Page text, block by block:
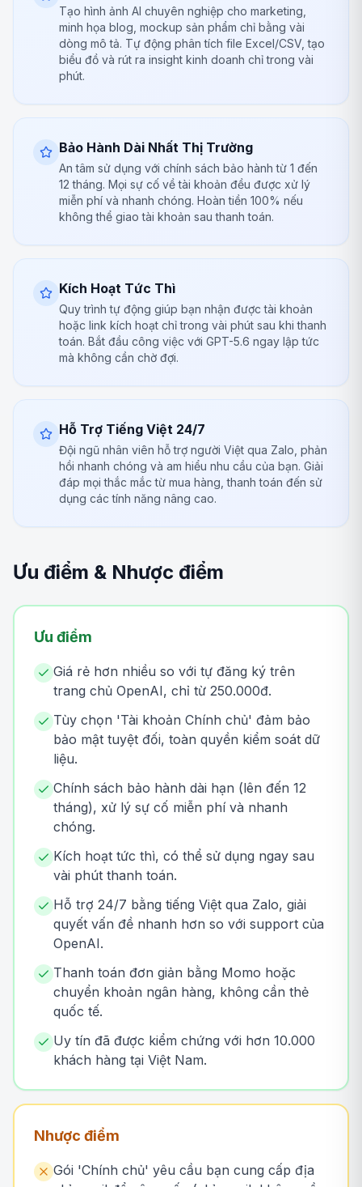
Tạo hình ảnh AI chuyên nghiệp cho marketing,
minh họa blog, mockup sản phẩm chỉ bằng vài
dòng mô tả. Tự động phân tích file Excel/CSV, tạo
biểu đồ và rút ra insight kinh doanh chỉ trong vài
phút.
Bảo Hành Dài Nhất Thị Trường
An tâm sử dụng với chính sách bảo hành từ 1 đến
12 tháng. Mọi sự cố về tài khoản đều được xử lý
miễn phí và nhanh chóng. Hoàn tiền 100% nếu
không thể giao tài khoản sau thanh toán.
Kích Hoạt Tức Thì
Quy trình tự động giúp bạn nhận được tài khoản
hoặc link kích hoạt chỉ trong vài phút sau khi thanh
toán. Bắt đầu công việc với GPT-5.6 ngay lập tức
mà không cần chờ đợi.
Hỗ Trợ Tiếng Việt 24/7
Đội ngũ nhân viên hỗ trợ người Việt qua Zalo, phản
hồi nhanh chóng và am hiểu nhu cầu của bạn. Giải
đáp mọi thắc mắc từ mua hàng, thanh toán đến sử
dụng các tính năng nâng cao.
Ưu điểm & Nhược điểm
Ưu điểm
Giá rẻ hơn nhiều so với tự đăng ký trên
trang chủ OpenAI, chỉ từ 250.000đ.
Tùy chọn 'Tài khoản Chính chủ' đảm bảo
bảo mật tuyệt đối, toàn quyền kiểm soát dữ
liệu.
Chính sách bảo hành dài hạn (lên đến 12
tháng), xử lý sự cố miễn phí và nhanh
chóng.
Kích hoạt tức thì, có thể sử dụng ngay sau
vài phút thanh toán.
Hỗ trợ 24/7 bằng tiếng Việt qua Zalo, giải
quyết vấn đề nhanh hơn so với support của
OpenAI.
Thanh toán đơn giản bằng Momo hoặc
chuyển khoản ngân hàng, không cần thẻ
quốc tế.
Uy tín đã được kiểm chứng với hơn 10.000
khách hàng tại Việt Nam.
Nhược điểm
Gói 'Chính chủ' yêu cầu bạn cung cấp địa